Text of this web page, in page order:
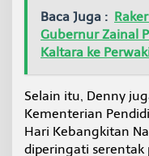
Baca Juga :
Gubernur Zainal
Kaltara ke
Selain itu, Denny
Kementerian
Hari Kebangkitan
diperingati serentak